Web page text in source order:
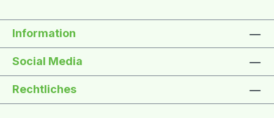
Information
Social Media
Rechtliches